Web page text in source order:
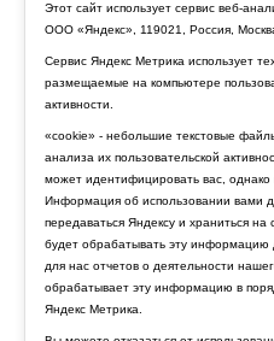
Этот сайт использует сервис веб-
ООО «Яндекс», 119021, Россия,
Сервис Яндекс Метрика использует
размещаемые на компьютере
активности.
«cookie» - небольшие текстовые
анализа их пользовательской
может идентифицировать вас,
Информация об использовании вами
передаваться Яндексу и храниться
будет обрабатывать эту информацию
для нас отчетов о деятельности
обрабатывает эту информацию в
Яндекс Метрика.